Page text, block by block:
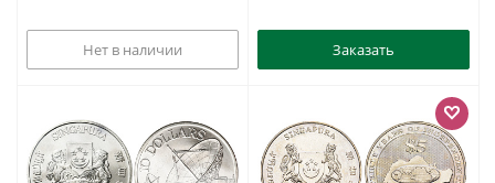
Нет в наличии Заказать